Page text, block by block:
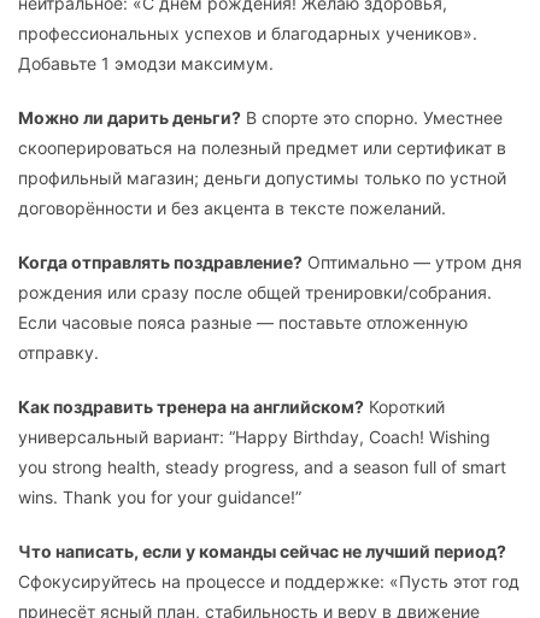
профессиональных успехов и благодарных учеников».
Добавьте 1 эмодзи максимум.
Можно ли дарить деньги? В спорте это спорно. Уместнее
скооперироваться на полезный предмет или сертификат в
профильный магазин; деньги допустимы только по устной
договорённости и без акцента в тексте пожеланий.
Когда отправлять поздравление? Оптимально — утром дня
рождения или сразу после общей тренировки/собрания.
Если часовые пояса разные — поставьте отложенную
отправку.
Как поздравить тренера на английском? Короткий
универсальный вариант: “Happy Birthday, Coach! Wishing
you strong health, steady progress, and a season full of smart
wins. Thank you for your guidance!”
Что написать, если у команды сейчас не лучший период?
Сфокусируйтесь на процессе и поддержке: «Пусть этот год
принесёт ясный план, стабильность и веру в движение